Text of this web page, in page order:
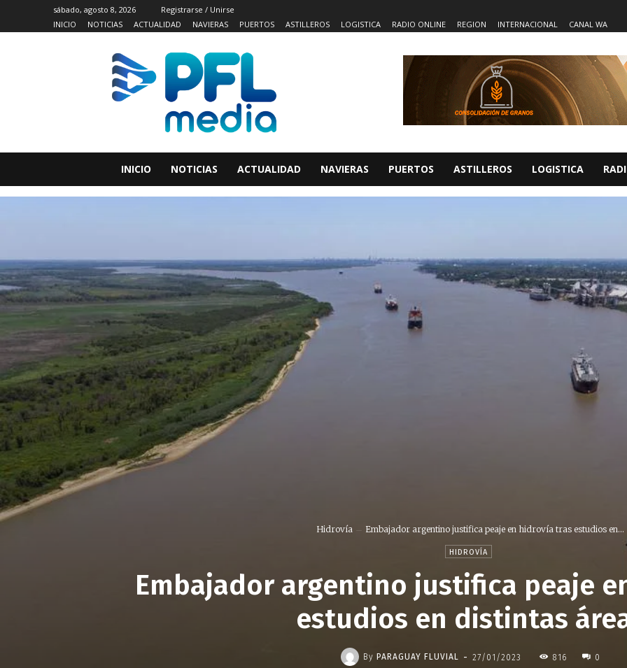
sábado, agosto 8, 2026
Registrarse / Unirse
INICIO
NOTICIAS ACTUALIDAD NAVIERAS PUERTOS ASTILLEROS LOGISTICA RADIO ONLINE REGION INTERNACIONAL CANAL WA
INICIO NOTICIAS ACTUALIDAD NAVIERAS PUERTOS ASTILLEROS LOGISTICA
Hidrovía Embajador argentino justifica peaje en hidrovía tras estudios en...
HIDROVÍA
Embajador argentino justifica peaje
estudios en distintas
By PARAGUAY FLUVIAL - 27/01/2023 816 0